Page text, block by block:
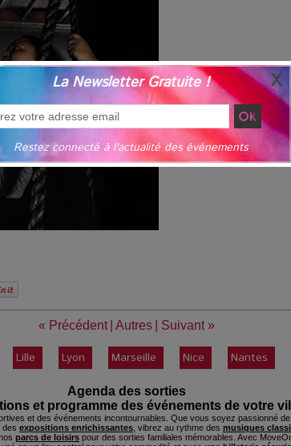
« Précédent Autres Suivant »
Lille Lyon Marseille Nice Nantes
Agenda des sorties
et programme des événements de votre
et des événements incontournables. Que vous soyez passionné de
des expositions enrichissantes , vibrez au rythme des musiques
parcs de loisirs pour des sorties familiales mémorables. Avec
La Newsletter Gratuite !
Restez connecté à l'actualité des événements